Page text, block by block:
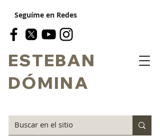
ESTEBAN
DÓMINA
Seguíme en Redes